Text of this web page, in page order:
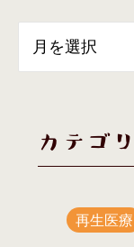
カテゴ
再生医療